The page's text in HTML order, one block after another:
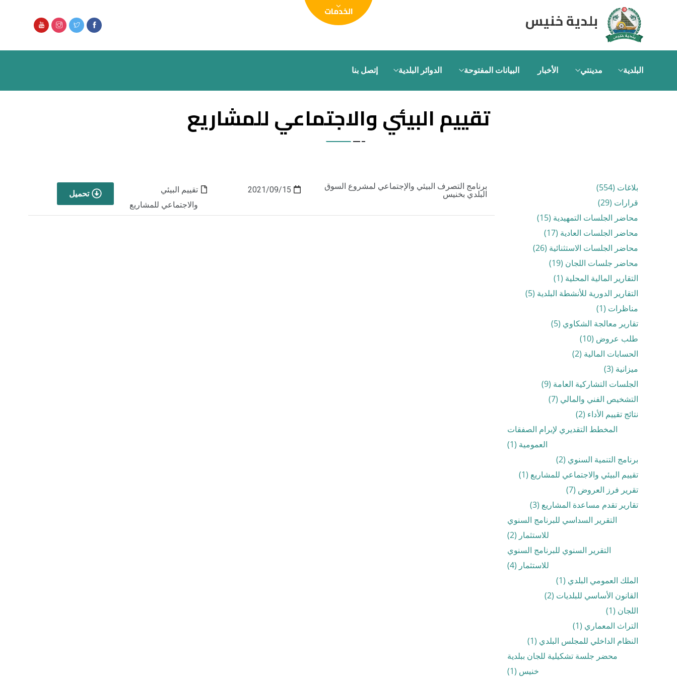
بلدية خنيس
البلدية مدينتي الأخبار البيانات المفتوحة الدوائر البلدية إتصل بنا
تقييم البيئي والاجتماعي للمشاريع
بلاغات (554)
قرارات (29)
محاضر الجلسات التمهيدية (15)
محاضر الجلسات العادية (17)
محاضر الجلسات الاستثنائية (26)
محاضر جلسات اللجان (19)
التقارير المالية المحلية (1)
التقارير الدورية للأنشطة البلدية (5)
مناظرات (1)
تقارير معالجة الشكاوي (5)
طلب عروض (10)
الحسابات المالية (2)
ميزانية (3)
الجلسات التشاركية العامة (9)
التشخيص الفني والمالي (7)
نتائج تقييم الأداء (2)
المخطط التقديري لإبرام الصفقات
العمومية (1)
برنامج التنمية السنوي (2)
تقييم البيئي والاجتماعي للمشاريع (1)
تقرير فرز العروض (7)
تقارير تقدم مساعدة المشاريع (3)
التقرير السداسي للبرنامج السنوي
للاستثمار (2)
التقرير السنوي للبرنامج السنوي
للاستثمار (4)
الملك العمومي البلدي (1)
القانون الأساسي للبلديات (2)
اللجان (1)
التراث المعماري (1)
النظام الداخلي للمجلس البلدي (1)
محضر جلسة تشكيلية للجان ببلدية
خنيس (1)
برنامج التصرف البيئي والإجتماعي لمشروع السوق
البلدي بخنيس
2021/09/15
تقييم البيئي
والاجتماعي للمشاريع
تحميل